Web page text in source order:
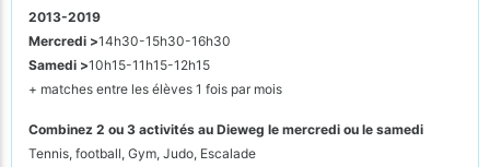
2013-2019
Mercredi >14h30-15h30-16h30
Samedi >10h15-11h15-12h15
+ matches entre les élèves 1 fois par mois
Combinez 2 ou 3 activités au Dieweg le mercredi ou le samedi
Tennis, football, Gym, Judo, Escalade